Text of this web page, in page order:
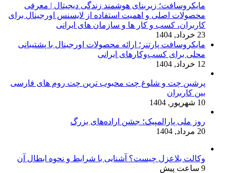
مایکروسافت؛ زیربنای هوشمند زندگی دیجیتال | معرفی
محصولات اصلی و اهمیت استفاده از لایسنس اورجینال برای
کاربران، کسب و کار ها و سازمان های ایرانی
23 خرداد, 1404
مایکروسافت پارتنر؛ ارائه محصولات اورجینال با پشتیبانی
محلی برای کسب‌وکارهای ایرانی
12 خرداد, 1404
پرشین چت و شلوغ چت محبوب ترین چت روم های فارسی
بین کاربران
10 شهریور, 1404
روز ملی پارالمپیک؛ جشن اراده‌های بزرگ
20 مرداد, 1404
وکالت بلاعزل چیست؟ آشنایی با شرایط و نحوه ابطال آن
9 ساعت پیش